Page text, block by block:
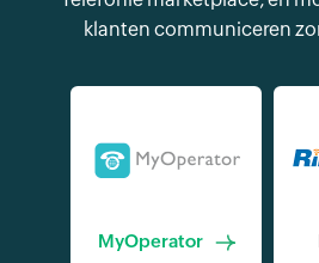
klanten communiceren
MyOperator